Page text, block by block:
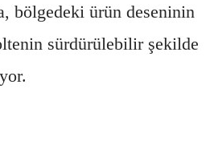
bölgedeki ürün deseninin
sürdürülebilir şekilde